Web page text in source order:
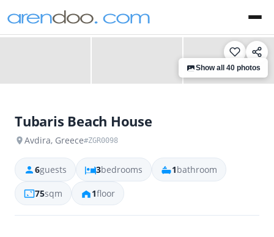
‹ ›
Show all 40 photos
Tubaris Beach House
Avdira, Greece#ZGR0098
6guests 3bedrooms 1bathroom
75sqm 1floor